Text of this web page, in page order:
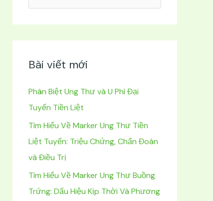
m
Bài viết mới
Phân Biệt Ung Thư và U Phì Đại
Tuyến Tiền Liệt
Tìm Hiểu Về Marker Ung Thư Tiền
Liệt Tuyến: Triệu Chứng, Chẩn Đoán
và Điều Trị
Tìm Hiểu Về Marker Ung Thư Buồng
Trứng: Dấu Hiệu Kịp Thời Và Phương